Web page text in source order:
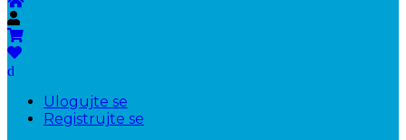
Ulogujte se
Registrujte se